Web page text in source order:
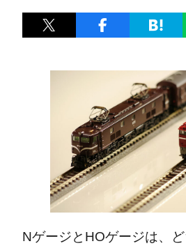
NゲージとHOゲージは、